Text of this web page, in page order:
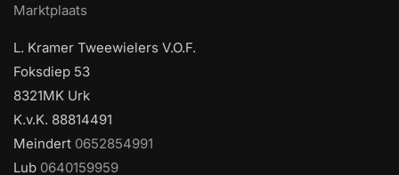
Marktplaats
L. Kramer Tweewielers V.O.F.
Foksdiep 53
8321MK Urk
K.v.K. 88814491
Meindert 0652854991
Lub 0640159959